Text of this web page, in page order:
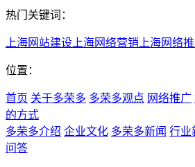
热门关键词：
上海网站建设 上海网络营销 上海网络
位置：
首页 关于多荣多 多荣多观点 网络推广
的方式
多荣多介绍 企业文化 多荣多新闻 行业
问答